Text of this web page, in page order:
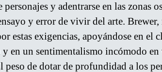
personajes y adentrarse en las zonas
y error de vivir del arte. Brewer,
estas exigencias, apoyándose en el
en un sentimentalismo incómodo
peso de dotar de profundidad a los